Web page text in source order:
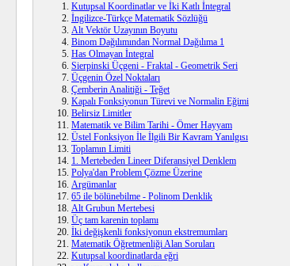
Kutupsal Koordinatlar ve İki Katlı İntegral
İngilizce-Türkçe Matematik Sözlüğü
Alt Vektör Uzayının Boyutu
Binom Dağılımından Normal Dağılıma 1
Has Olmayan İntegral
Sierpinski Üçgeni - Fraktal - Geometrik Seri
Üçgenin Özel Noktaları
Çemberin Analitiği - Teğet
Kapalı Fonksiyonun Türevi ve Normalin Eğimi
Belirsiz Limitler
Matematik ve Bilim Tarihi - Ömer Hayyam
Üstel Fonksiyon İle İlgili Bir Kavram Yanılgısı
Toplamın Limiti
1. Mertebeden Lineer Diferansiyel Denklem
Polya'dan Problem Çözme Üzerine
Argümanlar
65 ile bölünebilme - Polinom Denklik
Alt Grubun Mertebesi
Üç tam karenin toplamı
İki değişkenli fonksiyonun ekstremumları
Matematik Öğretmenliği Alan Soruları
Kutupsal koordinatlarda eğri